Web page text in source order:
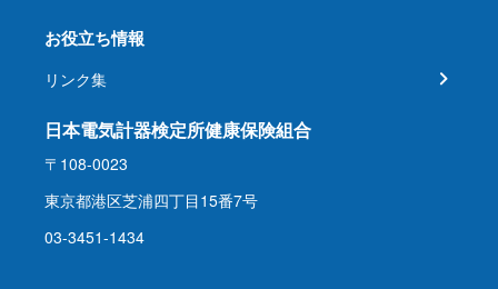
お役立ち情報
リンク集
日本電気計器検定所健康保険組合
〒108-0023
東京都港区芝浦四丁目15番7号
03-3451-1434